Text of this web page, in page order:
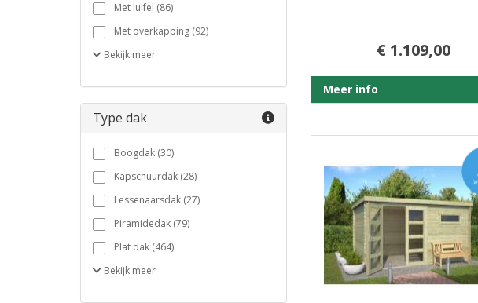
Met luifel (86)
Met overkapping (92)
Bekijk meer
Type dak
Boogdak (30)
Kapschuurdak (28)
Lessenaarsdak (27)
Piramidedak (79)
Plat dak (464)
Bekijk meer
€ 1.109,00
Meer info